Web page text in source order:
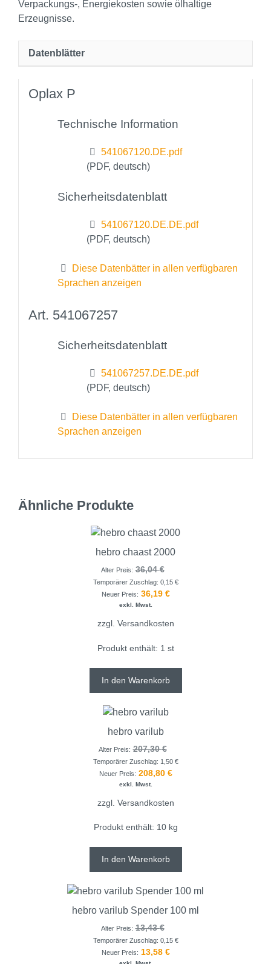
Verpackungs‑, Energiekosten sowie ölhaltige
Erzeugnisse.
Datenblätter
Oplax P
Technische Information
541067120.DE.pdf
(PDF, deutsch)
Sicherheitsdatenblatt
541067120.DE.DE.pdf
(PDF, deutsch)
Diese Datenbätter in allen verfügbaren
Sprachen anzeigen
Art. 541067257
Sicherheitsdatenblatt
541067257.DE.DE.pdf
(PDF, deutsch)
Diese Datenbätter in allen verfügbaren
Sprachen anzeigen
Ähnliche Produkte
hebro chaast 2000
Alter Preis: 36,04€
Temporärer Zuschlag: 0,15 €
Neuer Preis: 36,19 €
exkl. Mwst.
zzgl. Versandkosten
Produkt enthält: 1 st
In den Warenkorb
hebro varilub
Alter Preis: 207,30€
Temporärer Zuschlag: 1,50 €
Neuer Preis: 208,80 €
exkl. Mwst.
zzgl. Versandkosten
Produkt enthält: 10 kg
In den Warenkorb
hebro varilub Spender 100 ml
Alter Preis: 13,43€
Temporärer Zuschlag: 0,15 €
Neuer Preis: 13,58 €